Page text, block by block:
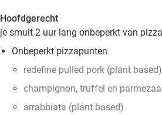
Hoofdgerecht
je smult 2 uur lang onbeperkt van pizza
Onbeperkt pizzapunten
redefine pulled pork (plant based)
champignon, truffel en
arrabbiata (plant based)